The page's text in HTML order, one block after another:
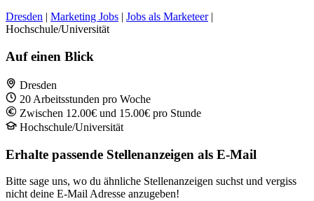
Dresden | Marketing Jobs | Jobs als Marketeer|
Hochschule/Universität
Auf einen Blick
Dresden
20 Arbeitsstunden pro Woche
Zwischen 12.00€ und 15.00€ pro Stunde
Hochschule/Universität
Erhalte passende Stellenanzeigen als E-Mail
Bitte sage uns, wo du ähnliche Stellenanzeigen suchst und vergiss
nicht deine E-Mail Adresse anzugeben!